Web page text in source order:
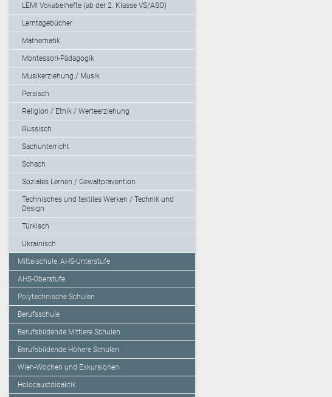
LEMI Vokabelhefte (ab der 2. Klasse VS/ASO)
Lerntagebücher
Mathematik
Montessori-Pädagogik
Musikerziehung / Musik
Persisch
Religion / Ethik / Werteerziehung
Russisch
Sachunterricht
Schach
Soziales Lernen / Gewaltprävention
Technisches und textiles Werken / Technik und
Design
Türkisch
Ukrainisch
Mittelschule, AHS-Unterstufe
AHS-Oberstufe
Polytechnische Schulen
Berufsschule
Berufsbildende Mittlere Schulen
Berufsbildende Höhere Schulen
Wien-Wochen und Exkursionen
Holocaustdidaktik